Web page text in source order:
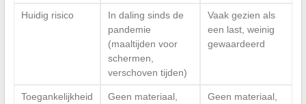
Huidig risico
In daling sinds de
pandemie
(maaltijden voor
schermen,
verschoven tijden)
Vaak gezien als
een last, weinig
gewaardeerd
Toegankelijkheid
Geen materiaal,
Geen materiaal,